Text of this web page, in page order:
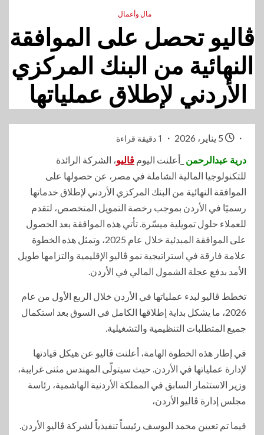
مال وأعمال
ڤاليو تحصل على الموافقة
النهائية من البنك المركزي
الأردني لإطلاق عملياتها
1 دقيقة قراءة
درية عبدالرحمن _أعلنت اليوم ڤاليو، الشركة الرائدة
للتكنولوجيا المالية الشاملة في مصر، عن حصولها على
الموافقة النهائية من البنك المركزي الأردني لإطلاق خدماتها
رسميًا في الأردن بموجب رخصة التمويل المتخصص، لتقدم
للعملاء حلول تمويلية ميسّرة. تأتي هذه الموافقة بعد الحصول
على الموافقة المبدئية خلال عام 2025، وتمثل هذه الخطوة
علامة فارقة في استراتيجية نمو ڤاليو الإقليمية والتزامها طويل
الأمد بدفع عجلة الشمول المالي في الأردن.
تخطط ڤاليو لبدء عملياتها في الأردن خلال الربع الأول من عام
2026، ما يشكل بداية إطلاقها الكامل في السوق بعد استكمال
جميع المتطلبات التنظيمية والتشغيلية.
في إطار هذه الخطوة الهامة، أعلنت ڤاليو عن هيكل قيادتها
لإدارة عملياتها في الأردن. حيث سيتولّى المهندس مثنى غرايبة،
وزير الاستثمار السابق في المملكة الأردنية الهاشمية، رئاسة
مجلس إدارة ڤاليو الأردن،
فيما تم تعيين محمد اليوسف رئيساً تنفيذياً لشركة ڤاليو الأردن.